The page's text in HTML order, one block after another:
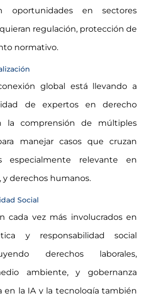
oportunidades en sectores
regulación, protección de
normativo.
global está llevando a
de expertos en derecho
la comprensión de múltiples
manejar casos que cruzan
especialmente relevante en
derechos humanos.
Social
cada vez más involucrados en
y responsabilidad social
derechos laborales,
ambiente, y gobernanza
en la IA y la tecnología también